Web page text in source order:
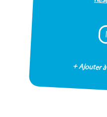
I
+ Ajouter